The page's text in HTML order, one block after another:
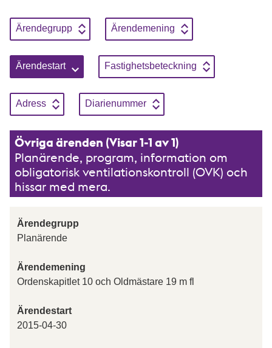
Sortera genom att klicka på knapparna, enbart en sortering
Sortera på
ÄrendegruppStigande Sortera på
Ärendemening Stigande
Sortera på
ÄrendestartStigande Sortera på
Fastighetsbeteckning Stigande
Sortera på
AdressStigande Sortera på
DiarienummerStigande
Övriga ärenden (Visar 1-1 av 1)
Planärende, program, information om
obligatorisk ventilationskontroll (OVK) och
hissar med mera.
Ärendegrupp
Planärende
Ärendemening
Ordenskapitlet 10 och Oldmästare 19 m fl
Ärendestart
2015-04-30